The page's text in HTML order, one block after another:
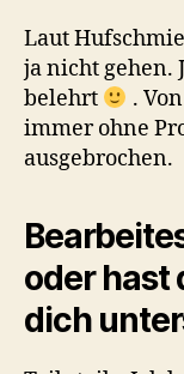
Laut
ja nicht gehen.
belehrt
.
immer ohne
ausgebrochen.
oder hast
dich